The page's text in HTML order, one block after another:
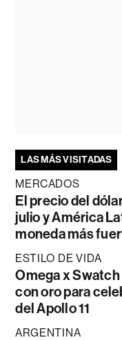
LAS MÁS VISITADAS
MERCADOS
El precio del
julio y América
moneda más
ESTILO DE VIDA
Omega x
con oro para
del Apollo 11
ARGENTINA